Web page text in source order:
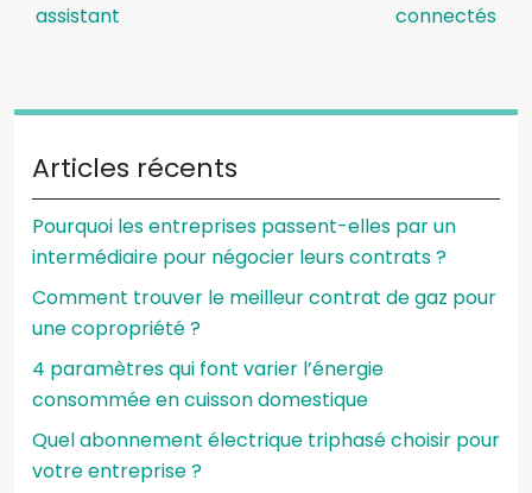
assistant
connectés
Articles récents
Pourquoi les entreprises passent-elles par un
intermédiaire pour négocier leurs contrats ?
Comment trouver le meilleur contrat de gaz pour
une copropriété ?
4 paramètres qui font varier l’énergie
consommée en cuisson domestique
Quel abonnement électrique triphasé choisir pour
votre entreprise ?